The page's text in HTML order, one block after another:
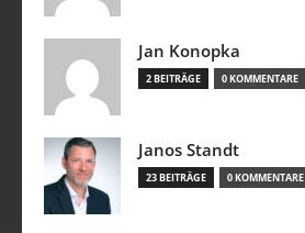
Jan Konopka
2 BEITRÄGE 0 KOMMENTARE
Janos Standt
23 BEITRÄGE 0 KOMMENTARE